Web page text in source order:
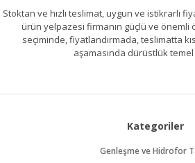
Stoktan ve hızlı teslimat, uygun ve istikrarlı
ürün yelpazesi firmanın güçlü ve önemli
seçiminde, fiyatlandırmada, teslimatta
aşamasında dürüstlük
Kategoriler
Genleşme ve Hidrofor